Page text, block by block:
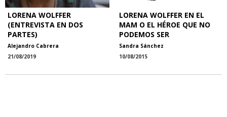
LORENA WOLFFER
(ENTREVISTA EN DOS
PARTES)
Alejandro Cabrera
21/08/2019
LORENA WOLFFER EN EL
MAM O EL HÉROE QUE NO
PODEMOS SER
Sandra Sánchez
10/08/2015